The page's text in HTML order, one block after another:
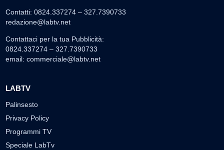
Contatti: 0824.337274 – 327.7390733
redazione@labtv.net
Contattaci per la tua Pubblicità:
0824.337274 – 327.7390733
email: commerciale@labtv.net
LABTV
Palinsesto
Privacy Policy
Programmi TV
Speciale LabTv